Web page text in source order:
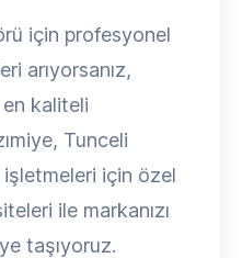
için profesyonel
arıyorsanız,
kaliteli
Tunceli
için özel
ile markanızı
taşıyoruz.